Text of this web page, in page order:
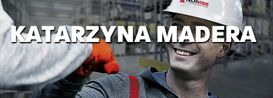
KATARZYNA MADERA